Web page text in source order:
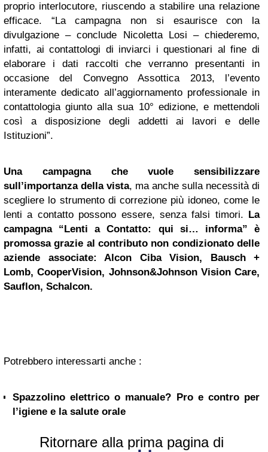
proprio interlocutore, riuscendo a stabilire una relazione
efficace. “La campagna non si esaurisce con la
divulgazione – conclude Nicoletta Losi – chiederemo,
infatti, ai contattologi di inviarci i questionari al fine di
elaborare i dati raccolti che verranno presentanti in
occasione del Convegno Assottica 2013, l’evento
interamente dedicato all’aggiornamento professionale in
contattologia giunto alla sua 10° edizione, e mettendoli
così a disposizione degli addetti ai lavori e delle
Istituzioni”.
Una campagna che vuole sensibilizzare
sull’importanza della vista, ma anche sulla necessità di
scegliere lo strumento di correzione più idoneo, come le
lenti a contatto possono essere, senza falsi timori. La
campagna “Lenti a Contatto: qui si… informa” è
promossa grazie al contributo non condizionato delle
aziende associate: Alcon Ciba Vision, Bausch +
Lomb, CooperVision, Johnson&Johnson Vision Care,
Sauflon, Schalcon.
Potrebbero interessarti anche :
Spazzolino elettrico o manuale? Pro e contro per
l’igiene e la salute orale
Ritornare alla prima pagina di